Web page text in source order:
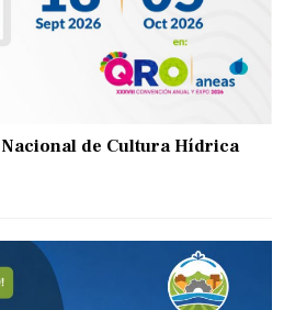
de Cultura Hídrica